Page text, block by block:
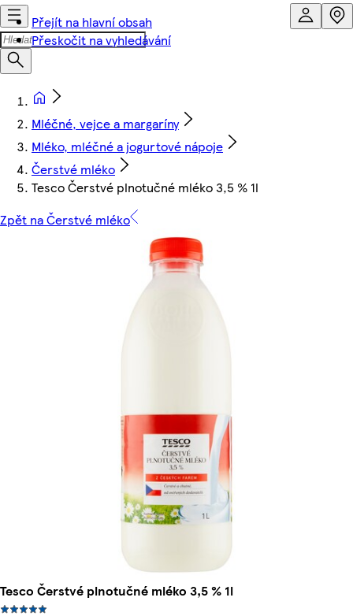
Přejít na hlavní obsah
Přeskočit na vyhledávání
Mléčné, vejce a margaríny
Mléko, mléčné a jogurtové nápoje
Čerstvé mléko
Tesco Čerstvé plnotučné mléko 3,5 % 1l
Zpět na Čerstvé mléko
Tesco Čerstvé plnotučné mléko 3,5 % 1l